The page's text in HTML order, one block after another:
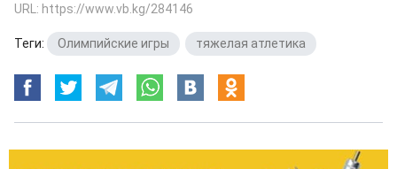
URL: https://www.vb.kg/284146
Теги: Олимпийские игры тяжелая атлетика